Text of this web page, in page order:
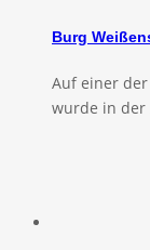
Burg
Auf einer der
wurde in der